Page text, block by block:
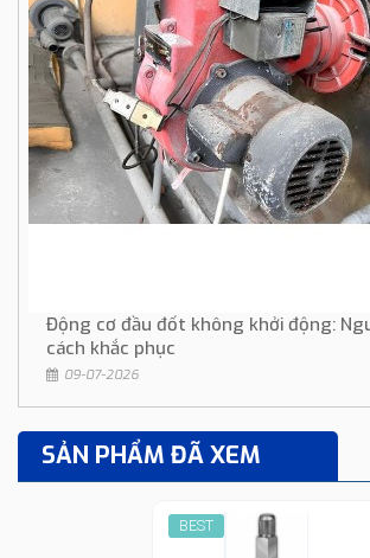
Động cơ đầu đốt không khởi động:
cách khắc phục
09-07-2026
SẢN PHẨM ĐÃ XEM
BEST